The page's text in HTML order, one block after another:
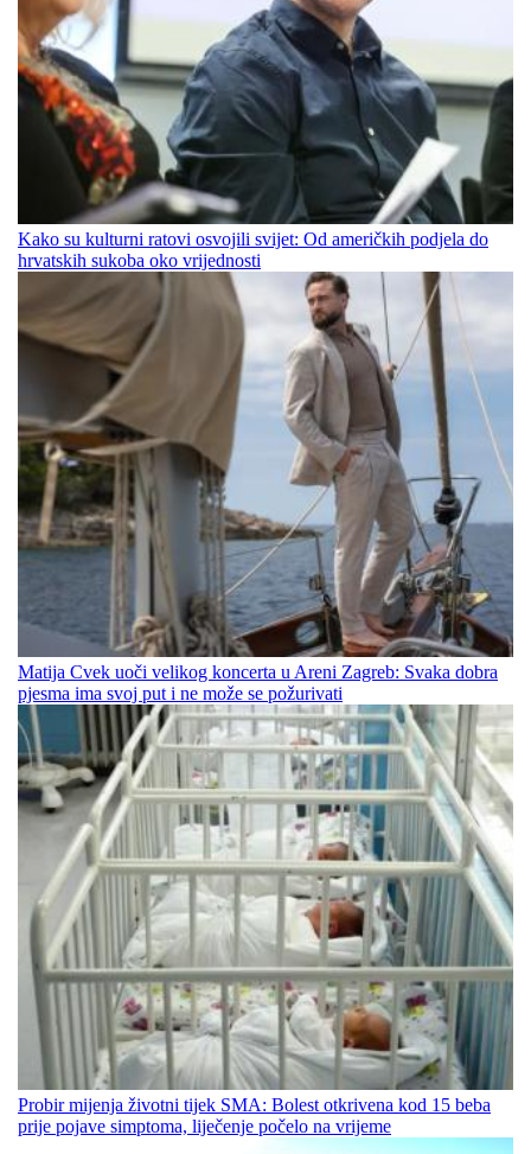
Kako su kulturni ratovi osvojili svijet: Od američkih podjela do
hrvatskih sukoba oko vrijednosti
Matija Cvek uoči velikog koncerta u Areni Zagreb: Svaka dobra
pjesma ima svoj put i ne može se požurivati
Probir mijenja životni tijek SMA: Bolest otkrivena kod 15 beba
prije pojave simptoma, liječenje počelo na vrijeme